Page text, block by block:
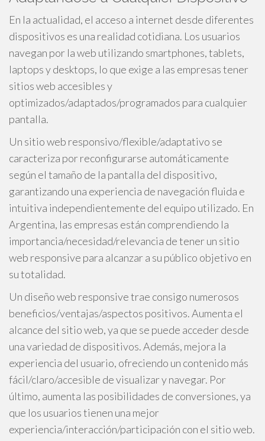
En la actualidad, el acceso a internet desde diferentes
dispositivos es una realidad cotidiana. Los usuarios
navegan por la web utilizando smartphones, tablets,
laptops y desktops, lo que exige a las empresas tener
sitios web accesibles y
optimizados/adaptados/programados para cualquier
pantalla.
Un sitio web responsivo/flexible/adaptativo se
caracteriza por reconfigurarse automáticamente
según el tamaño de la pantalla del dispositivo,
garantizando una experiencia de navegación fluida e
intuitiva independientemente del equipo utilizado. En
Argentina, las empresas están comprendiendo la
importancia/necesidad/relevancia de tener un sitio
web responsive para alcanzar a su público objetivo en
su totalidad.
Un diseño web responsive trae consigo numerosos
beneficios/ventajas/aspectos positivos. Aumenta el
alcance del sitio web, ya que se puede acceder desde
una variedad de dispositivos. Además, mejora la
experiencia del usuario, ofreciendo un contenido más
fácil/claro/accesible de visualizar y navegar. Por
último, aumenta las posibilidades de conversiones, ya
que los usuarios tienen una mejor
experiencia/interacción/participación con el sitio web.